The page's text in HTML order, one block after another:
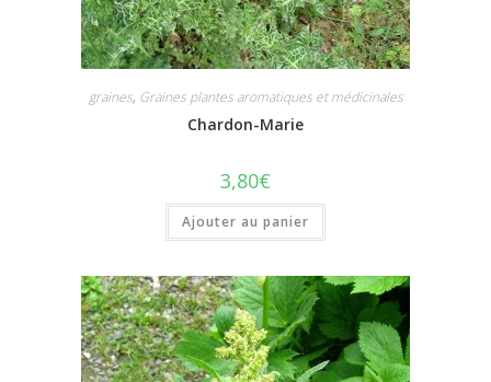
graines, Graines plantes aromatiques et médicinales
Chardon-Marie
3,80€
Ajouter au panier